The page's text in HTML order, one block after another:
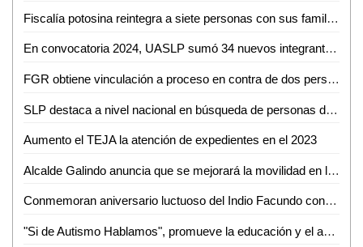
Fiscalía potosina reintegra a siete personas con sus familias
En convocatoria 2024, UASLP sumó 34 nuevos integrantes al SNII del Conahcyt
FGR obtiene vinculación a proceso en contra de dos personas detenidas con armas
SLP destaca a nivel nacional en búsqueda de personas desaparecidas
Aumento el TEJA la atención de expedientes en el 2023
Alcalde Galindo anuncia que se mejorará la movilidad en la delegación de Villa de Pozos
Conmemoran aniversario luctuoso del Indio Facundo con mural en la Plaza Principal de Valles
"Si de Autismo Hablamos", promueve la educación y el apoyo temprano para niños con TEA